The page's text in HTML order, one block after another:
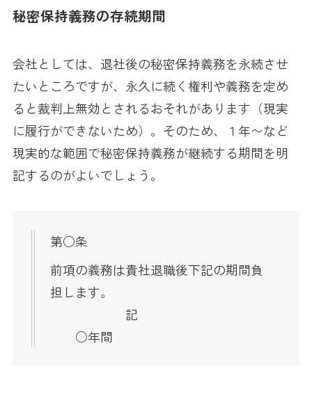
秘密保持義務の存続期間
会社としては、退社後の秘密保持義務を永続させ
たいところですが、永久に続く権利や義務を定め
ると裁判上無効とされるおそれがあります（現実
に履行ができないため）。そのため、１年〜など
現実的な範囲で秘密保持義務が継続する期間を明
記するのがよいでしょう。
第○条
前項の義務は貴社退職後下記の期間負
担します。
記
○年間